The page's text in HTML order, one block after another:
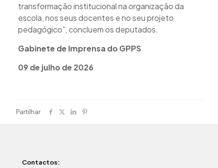
transformação institucional na organização da
escola, nos seus docentes e no seu projeto
pedagógico”, concluem os deputados.
Gabinete de Imprensa do GPPS
09 de julho de 2026
Partilhar
Contactos: